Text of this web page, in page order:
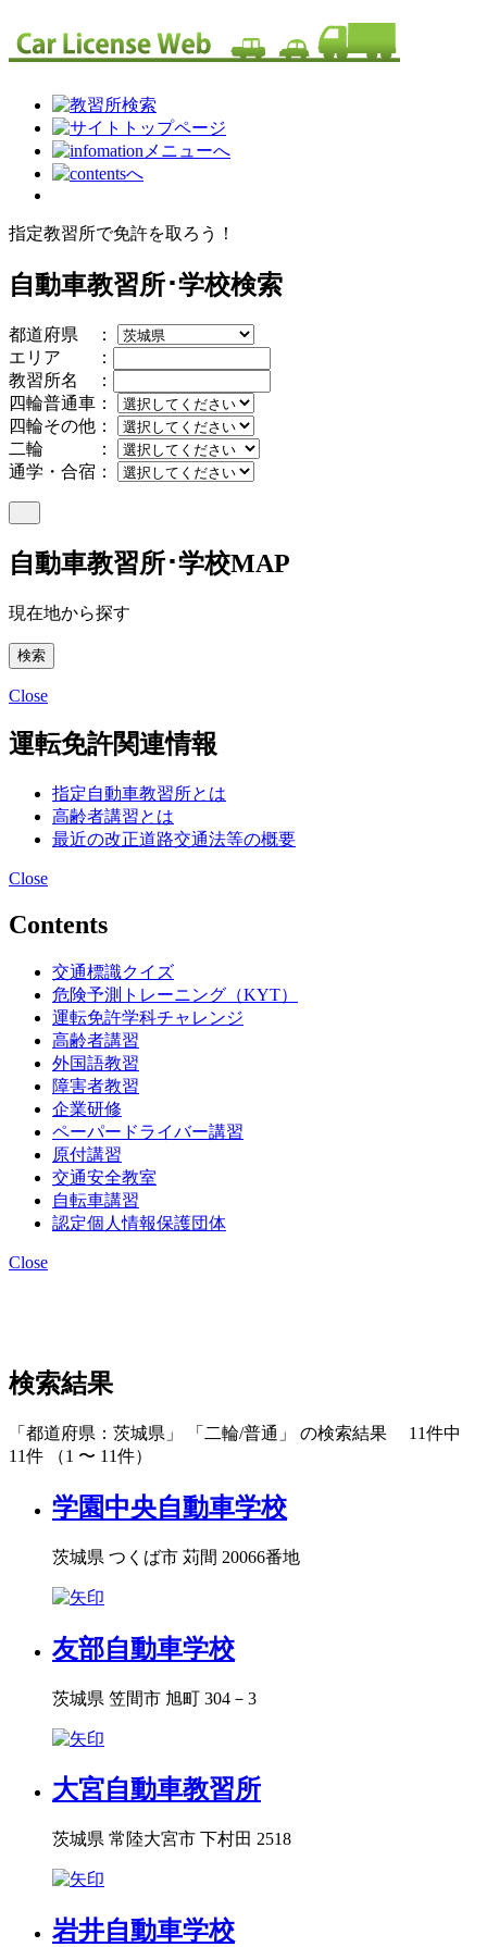
指定教習所で免許を取ろう！
自動車教習所･学校検索
都道府県 ：
エリア ：
教習所名 ：
四輪普通車：
四輪その他：
二輪 ：
通学・合宿：
自動車教習所･学校MAP
現在地から探す
Close
運転免許関連情報
指定自動車教習所とは
高齢者講習とは
最近の改正道路交通法等の概要
Close
Contents
交通標識クイズ
危険予測トレーニング（KYT）
運転免許学科チャレンジ
高齢者講習
外国語教習
障害者教習
企業研修
ペーパードライバー講習
原付講習
交通安全教室
自転車講習
認定個人情報保護団体
Close
検索結果
「都道府県：茨城県」 「二輪/普通」 の検索結果 11件中
11件 （1 〜 11件）
学園中央自動車学校
茨城県 つくば市 苅間 20066番地
友部自動車学校
茨城県 笠間市 旭町 304－3
大宮自動車教習所
茨城県 常陸大宮市 下村田 2518
岩井自動車学校